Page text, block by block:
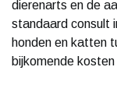
dierenarts en de
standaard consult
honden en katten
bijkomende